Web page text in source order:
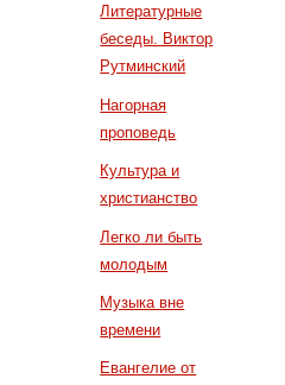
Литературные
беседы. Виктор
Рутминский
Нагорная
проповедь
Культура и
христианство
Легко ли быть
молодым
Музыка вне
времени
Евангелие от